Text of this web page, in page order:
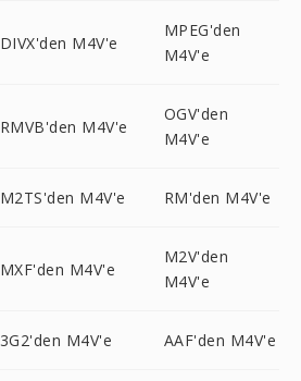
DIVX'den M4V'e
MPEG'den
M4V'e
RMVB'den M4V'e
OGV'den
M4V'e
M2TS'den M4V'e RM'den M4V'e
MXF'den M4V'e
M2V'den
M4V'e
3G2'den M4V'e AAF'den M4V'e